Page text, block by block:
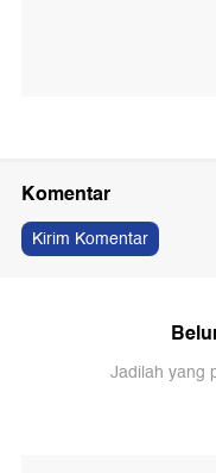
Komentar
Kirim Komentar
Jadilah yang